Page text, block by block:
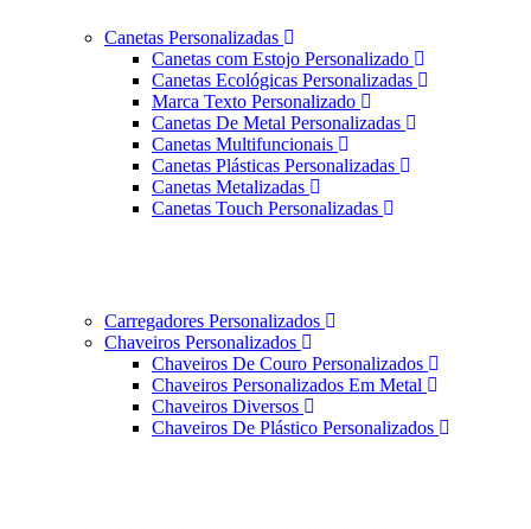
Canetas Personalizadas
Canetas com Estojo Personalizado
Canetas Ecológicas Personalizadas
Marca Texto Personalizado
Canetas De Metal Personalizadas
Canetas Multifuncionais
Canetas Plásticas Personalizadas
Canetas Metalizadas
Canetas Touch Personalizadas
Carregadores Personalizados
Chaveiros Personalizados
Chaveiros De Couro Personalizados
Chaveiros Personalizados Em Metal
Chaveiros Diversos
Chaveiros De Plástico Personalizados